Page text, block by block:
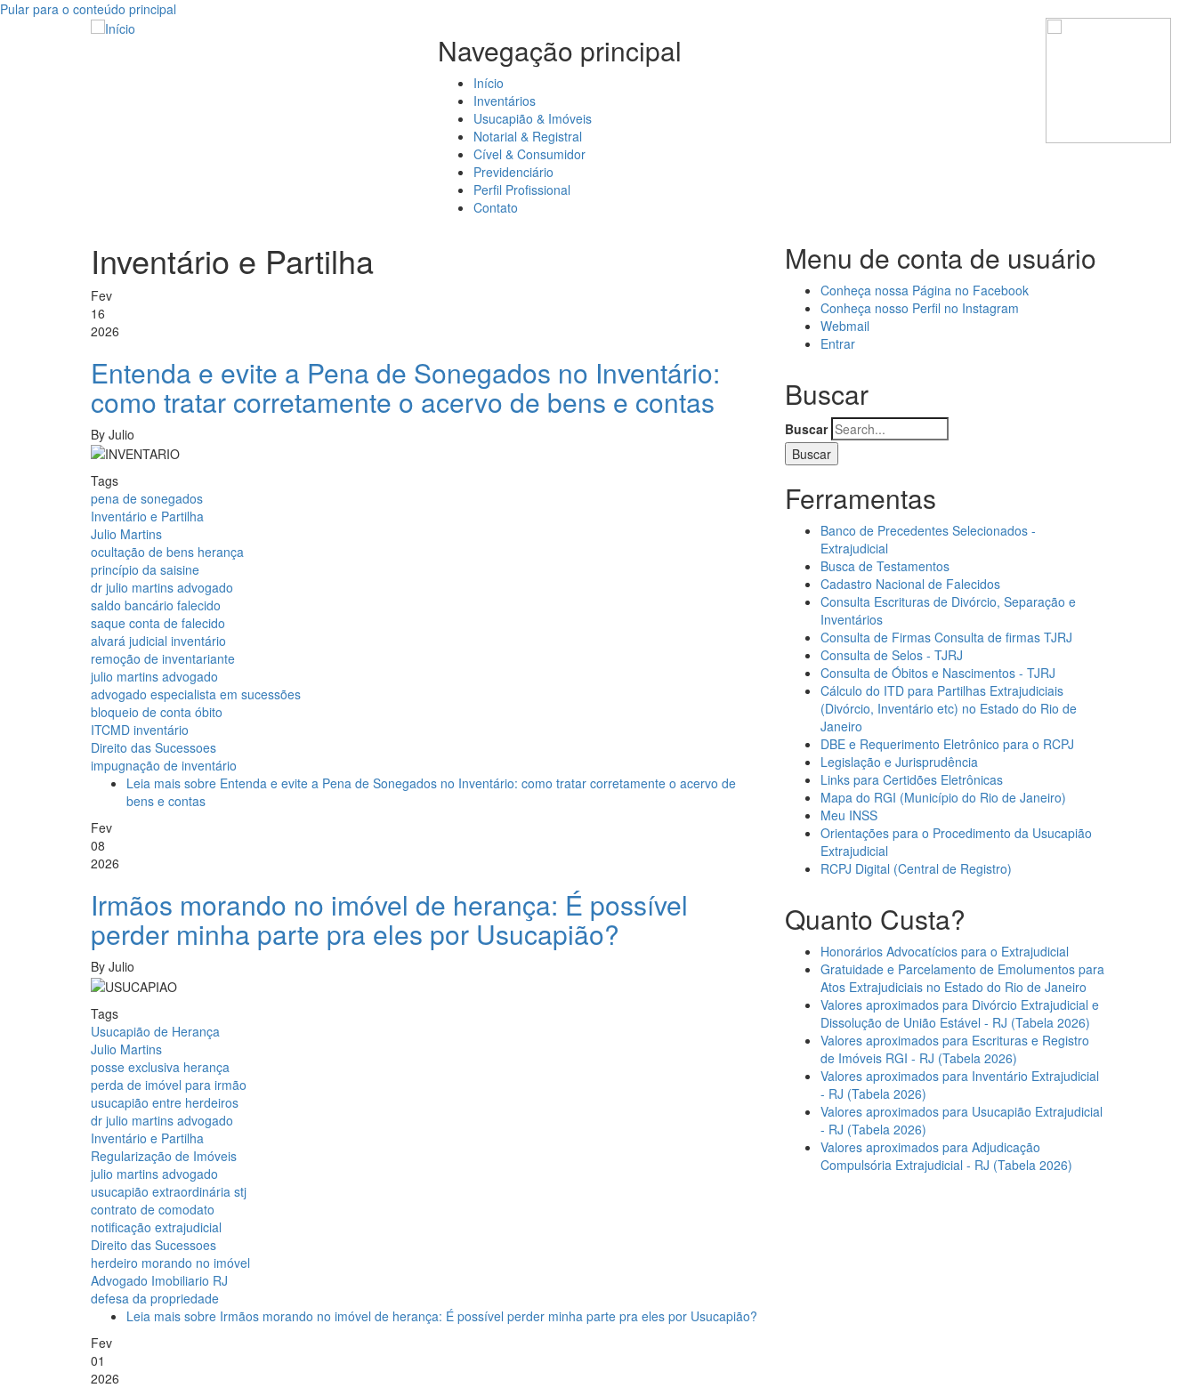
Pular para o conteúdo principal
Navegação principal
Início
Inventários
Usucapião & Imóveis
Notarial & Registral
Cível & Consumidor
Previdenciário
Perfil Profissional
Contato
Inventário e Partilha
Fev
16
2026
Entenda e evite a Pena de Sonegados no Inventário:
como tratar corretamente o acervo de bens e contas
By Julio
Tags
pena de sonegados
Inventário e Partilha
Julio Martins
ocultação de bens herança
princípio da saisine
dr julio martins advogado
saldo bancário falecido
saque conta de falecido
alvará judicial inventário
remoção de inventariante
julio martins advogado
advogado especialista em sucessões
bloqueio de conta óbito
ITCMD inventário
Direito das Sucessoes
impugnação de inventário
Leia mais sobre Entenda e evite a Pena de Sonegados no Inventário: como tratar corretamente o acervo de
bens e contas
Fev
08
2026
Irmãos morando no imóvel de herança: É possível
perder minha parte pra eles por Usucapião?
By Julio
Tags
Usucapião de Herança
Julio Martins
posse exclusiva herança
perda de imóvel para irmão
usucapião entre herdeiros
dr julio martins advogado
Inventário e Partilha
Regularização de Imóveis
julio martins advogado
usucapião extraordinária stj
contrato de comodato
notificação extrajudicial
Direito das Sucessoes
herdeiro morando no imóvel
Advogado Imobiliario RJ
defesa da propriedade
Leia mais sobre Irmãos morando no imóvel de herança: É possível perder minha parte pra eles por Usucapião?
Fev
01
2026
Menu de conta de usuário
Conheça nossa Página no Facebook
Conheça nosso Perfil no Instagram
Webmail
Entrar
Buscar
Buscar
Ferramentas
Banco de Precedentes Selecionados -
Extrajudicial
Busca de Testamentos
Cadastro Nacional de Falecidos
Consulta Escrituras de Divórcio, Separação e
Inventários
Consulta de Firmas Consulta de firmas TJRJ
Consulta de Selos - TJRJ
Consulta de Óbitos e Nascimentos - TJRJ
Cálculo do ITD para Partilhas Extrajudiciais
(Divórcio, Inventário etc) no Estado do Rio de
Janeiro
DBE e Requerimento Eletrônico para o RCPJ
Legislação e Jurisprudência
Links para Certidões Eletrônicas
Mapa do RGI (Município do Rio de Janeiro)
Meu INSS
Orientações para o Procedimento da Usucapião
Extrajudicial
RCPJ Digital (Central de Registro)
Quanto Custa?
Honorários Advocatícios para o Extrajudicial
Gratuidade e Parcelamento de Emolumentos para
Atos Extrajudiciais no Estado do Rio de Janeiro
Valores aproximados para Divórcio Extrajudicial e
Dissolução de União Estável - RJ (Tabela 2026)
Valores aproximados para Escrituras e Registro
de Imóveis RGI - RJ (Tabela 2026)
Valores aproximados para Inventário Extrajudicial
- RJ (Tabela 2026)
Valores aproximados para Usucapião Extrajudicial
- RJ (Tabela 2026)
Valores aproximados para Adjudicação
Compulsória Extrajudicial - RJ (Tabela 2026)